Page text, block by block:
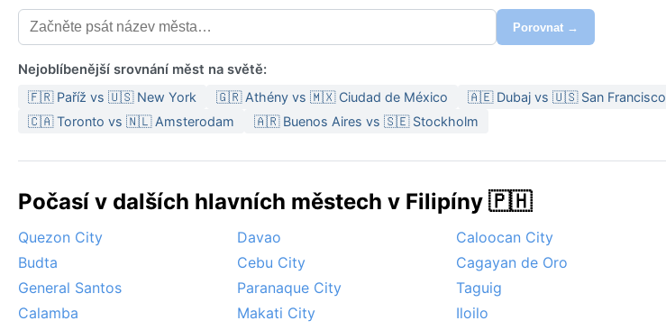
Porovnat →
Nejoblíbenější srovnání měst na světě:
🇫🇷 Paříž vs 🇺🇸 New York 🇬🇷 Athény vs 🇲🇽 Ciudad de México 🇦🇪 Dubaj vs 🇺🇸 San Francisco
🇨🇦 Toronto vs 🇳🇱 Amsterodam
🇦🇷 Buenos Aires vs 🇸🇪 Stockholm
Počasí v dalších hlavních městech v Filipíny 🇵🇭
Quezon City Davao Caloocan City
Budta
Cebu City Cagayan de Oro
General Santos
Paranaque City Taguig
Calamba
Makati City Iloilo